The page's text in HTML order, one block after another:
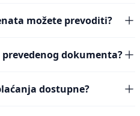
možete prevoditi?
dokumenta?
dostupne?